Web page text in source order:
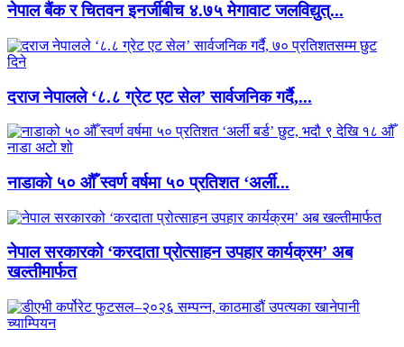
नेपाल बैंक र चितवन इनर्जीबीच ४.७५ मेगावाट जलविद्युत्...
दराज नेपालले ‘८.८ ग्रेट एट सेल’ सार्वजनिक गर्दै,...
नाडाको ५० औँ स्वर्ण वर्षमा ५० प्रतिशत ‘अर्ली...
नेपाल सरकारको ‘करदाता प्रोत्साहन उपहार कार्यक्रम’ अब
खल्तीमार्फत